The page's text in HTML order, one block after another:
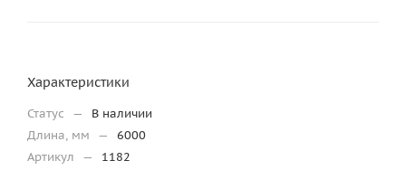
Характеристики
Статус —
В наличии
Длина, мм
—
6000
Артикул
—
1182